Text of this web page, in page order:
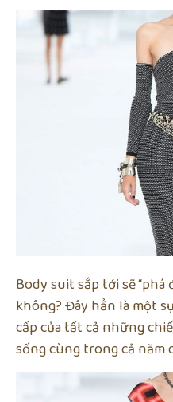
Body suit sắp tới sẽ “phá
không? Đây hẳn là một
cấp của tất cả những
sống cùng trong cả năm